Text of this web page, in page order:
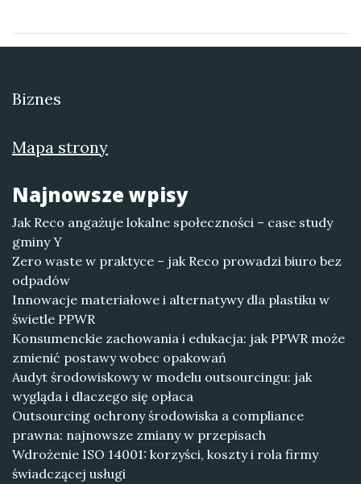
Biznes
Mapa strony
Najnowsze wpisy
Jak Reco angażuje lokalne społeczności – case study
gminy Y
Zero waste w praktyce – jak Reco prowadzi biuro bez
odpadów
Innowacje materiałowe i alternatywy dla plastiku w
świetle PPWR
Konsumenckie zachowania i edukacja: jak PPWR może
zmienić postawy wobec opakowań
Audyt środowiskowy w modelu outsourcingu: jak
wygląda i dlaczego się opłaca
Outsourcing ochrony środowiska a compliance
prawna: najnowsze zmiany w przepisach
Wdrożenie ISO 14001: korzyści, koszty i rola firmy
świadczącej usługi